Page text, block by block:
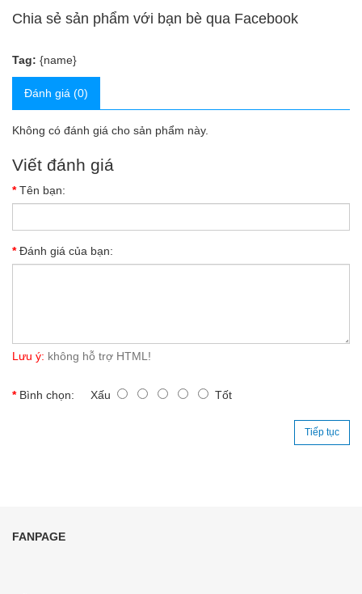
Chia sẻ sản phẩm với bạn bè qua Facebook
Tag: {name}
Đánh giá (0)
Không có đánh giá cho sản phẩm này.
Viết đánh giá
Tên bạn:
Đánh giá của bạn:
Lưu ý: không hỗ trợ HTML!
Bình chọn: Xấu Tốt
Tiếp tục
FANPAGE